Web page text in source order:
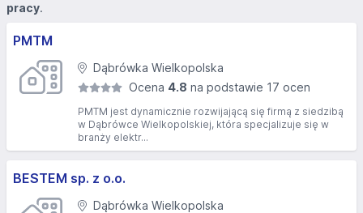
pracy.
PMTM
Dąbrówka Wielkopolska
Ocena 4.8 na podstawie 17 ocen
PMTM jest dynamicznie rozwijającą się firmą z siedzibą
w Dąbrówce Wielkopolskiej, która specjalizuje się w
branży elektr...
BESTEM sp. z o.o.
Dąbrówka Wielkopolska